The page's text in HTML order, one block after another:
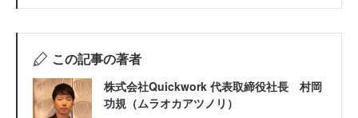
この記事の著者
株式会社Quickwork 代表取締役社長 村岡
功規（ムラオカアツノリ）